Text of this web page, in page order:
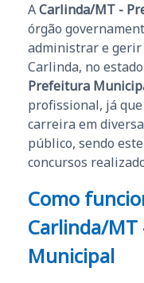
ACarlinda/MT -
órgão
administrar e gerir
Carlinda, no
Prefeitura
profissional, já
carreira em
público, sendo
concursos
Como
Carlinda/
Municipal